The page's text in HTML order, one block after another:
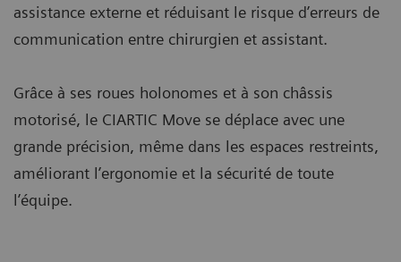
assistance externe et réduisant le risque d’erreurs de
communication entre chirurgien et assistant.
Grâce à ses roues holonomes et à son châssis
motorisé, le CIARTIC Move se déplace avec une
grande précision, même dans les espaces restreints,
améliorant l’ergonomie et la sécurité de toute
l’équipe.